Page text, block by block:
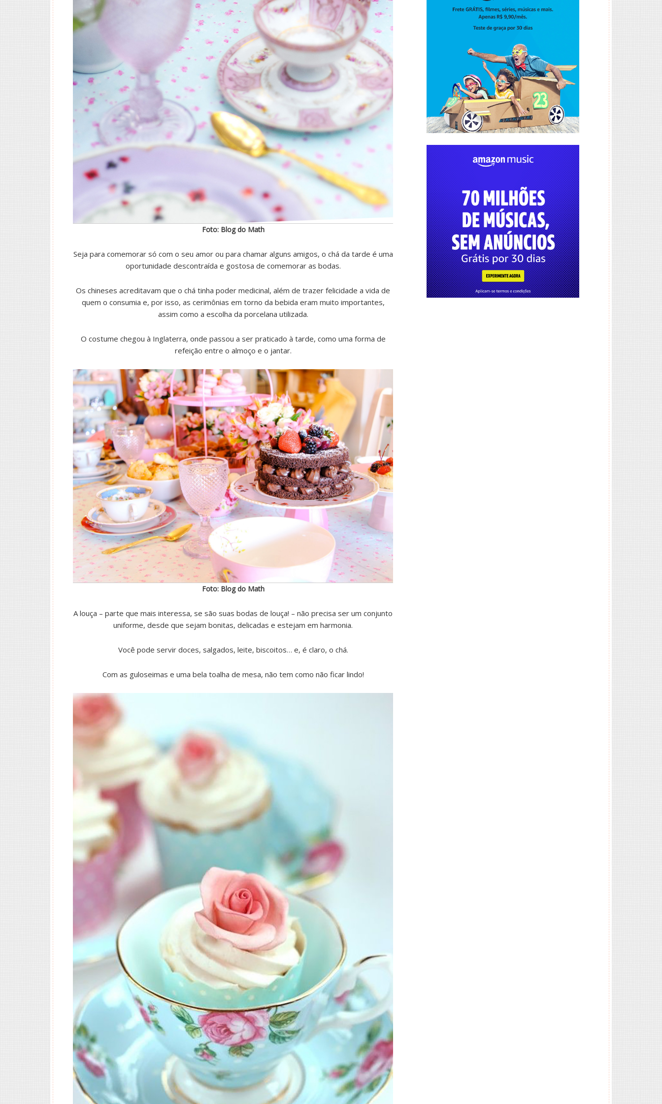
Foto: Blog do Math
Seja para comemorar só com o seu amor ou para chamar alguns amigos, o chá da tarde é uma
oportunidade descontraída e gostosa de comemorar as bodas.
Os chineses acreditavam que o chá tinha poder medicinal, além de trazer felicidade a vida de
quem o consumia e, por isso, as cerimônias em torno da bebida eram muito importantes,
assim como a escolha da porcelana utilizada.
O costume chegou à Inglaterra, onde passou a ser praticado à tarde, como uma forma de
refeição entre o almoço e o jantar.
Foto: Blog do Math
A louça – parte que mais interessa, se são suas bodas de louça! – não precisa ser um conjunto
uniforme, desde que sejam bonitas, delicadas e estejam em harmonia.
Você pode servir doces, salgados, leite, biscoitos… e, é claro, o chá.
Com as guloseimas e uma bela toalha de mesa, não tem como não ficar lindo!